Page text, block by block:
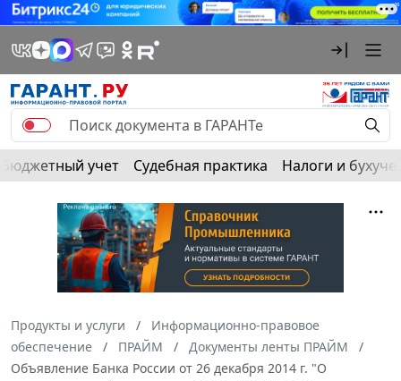
Бюджетный учет Судебная практика Налоги и
Продукты и услуги
Информационно-правовое
обеспечение
ПРАЙМ
Документы ленты ПРАЙМ
Объявление Банка России от 26 декабря 2014 г. "О